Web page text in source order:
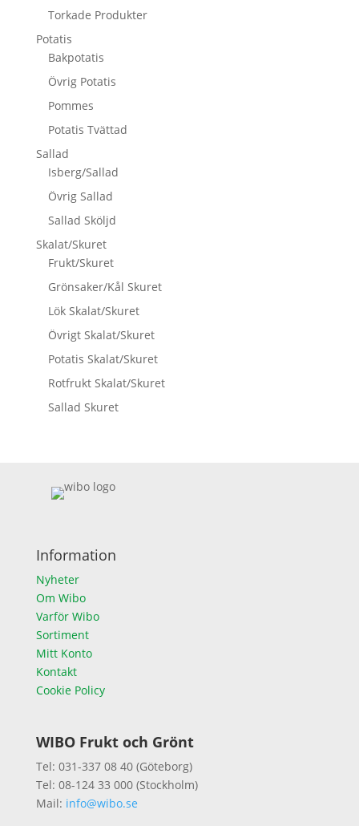
Torkade Produkter
Potatis
Bakpotatis
Övrig Potatis
Pommes
Potatis Tvättad
Sallad
Isberg/Sallad
Övrig Sallad
Sallad Sköljd
Skalat/Skuret
Frukt/Skuret
Grönsaker/Kål Skuret
Lök Skalat/Skuret
Övrigt Skalat/Skuret
Potatis Skalat/Skuret
Rotfrukt Skalat/Skuret
Sallad Skuret
Information
Nyheter
Om Wibo
Varför Wibo
Sortiment
Mitt Konto
Kontakt
Cookie Policy
WIBO Frukt och Grönt
Tel: 031-337 08 40 (Göteborg)
Tel: 08-124 33 000 (Stockholm)
Mail: info@wibo.se